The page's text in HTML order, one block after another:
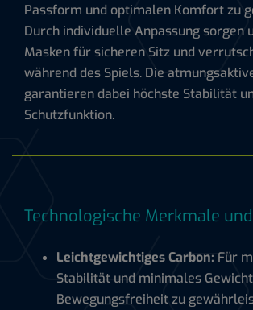
Passform und optimalen Komfort zu
Durch individuelle Anpassung sorgen
Masken für sicheren Sitz und
während des Spiels. Die
garantieren dabei höchste Stabilität
Schutzfunktion.
Technologische Merkmale
Leichtgewichtiges Carbon: Für
Stabilität und minimales
Bewegungsfreiheit zu